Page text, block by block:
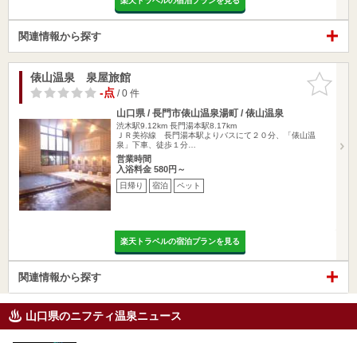
関連情報から探す
お気に入
りに追加
俵山温泉 泉屋旅館
-点/ 0 件
山口県 / 長門市俵山温泉湯町 / 俵山温泉
渋木駅9.12km 長門湯本駅8.17km
ＪＲ美祢線 長門湯本駅よりバスにて２０分、「俵山温
泉」下車、徒歩１分…
営業時間
入浴料金 580円～
日帰り 宿泊 ペット
楽天トラベルの宿泊プランを見る
関連情報から探す
山口県のニフティ温泉ニュース